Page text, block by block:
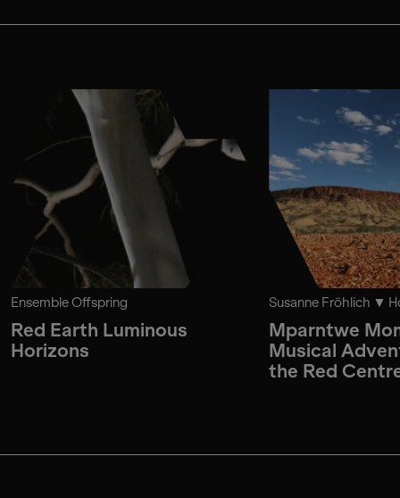
Ensemble Offspring
Red Earth Luminous
Horizons
Susanne Fröhlich
Mparntwe
Musical
the Red